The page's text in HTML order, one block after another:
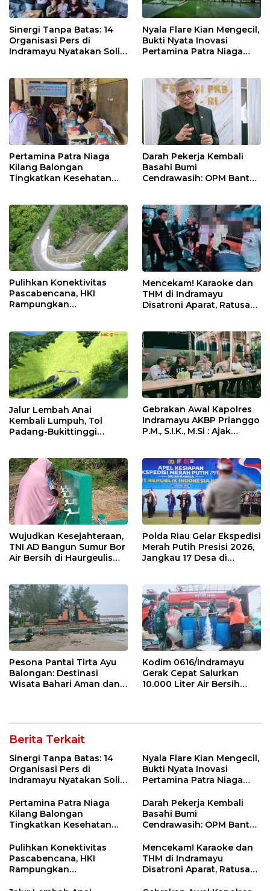
Sinergi Tanpa Batas: 14
Organisasi Pers di
Indramayu Nyatakan Solid
Nyala Flare Kian Mengecil,
Bukti Nyata Inovasi
Pertamina Patra Niaga
Pertamina Patra Niaga
Kilang Balongan
Tingkatkan Kesehatan
Rutin dan Edukasi
Perawatan Gigi
Darah Pekerja Kembali
Basahi Bumi
Cendrawasih: OPM Bantai
Pulihkan Konektivitas
Pascabencana, HKI
Rampungkan
Mencekam! Karaoke dan
THM di Indramayu
Disatroni Aparat, Ratusan
Jalur Lembah Anai
Kembali Lumpuh, Tol
Padang-Bukittinggi
Gebrakan Awal Kapolres
Indramayu AKBP Prianggo
P.M., S.I.K., M.Si : Ajak
Wujudkan Kesejahteraan,
TNI AD Bangun Sumur Bor
Air Bersih di Haurgeulis
Polda Riau Gelar Ekspedisi
Merah Putih Presisi 2026,
Jangkau 17 Desa di
Pesona Pantai Tirta Ayu
Balongan: Destinasi
Wisata Bahari Aman dan
Kodim 0616/Indramayu
Gerak Cepat Salurkan
10.000 Liter Air Bersih
Berita Terkait
Sinergi Tanpa Batas: 14
Organisasi Pers di
Indramayu Nyatakan Solid
Nyala Flare Kian Mengecil,
Bukti Nyata Inovasi
Pertamina Patra Niaga
Net Zero Emission 2060
Pertamina Patra Niaga
Kilang Balongan
Tingkatkan Kesehatan
Pemeriksaan Kesehatan
Rutin dan Edukasi
Perawatan Gigi
Darah Pekerja Kembali
Basahi Bumi
Cendrawasih: OPM Bantai
di Tolikara!
Pulihkan Konektivitas
Pascabencana, HKI
Rampungkan
Mencekam! Karaoke dan
THM di Indramayu
Disatroni Aparat, Ratusan